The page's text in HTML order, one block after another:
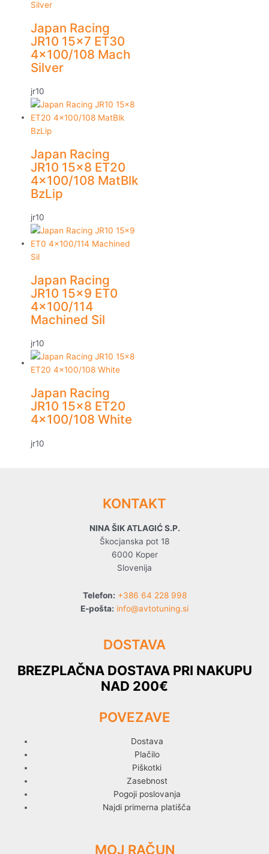
Japan Racing
JR10 15×7 ET30
4×100/108 Mach
Silver
jr10
Japan Racing
JR10 15×8 ET20
4×100/108 MatBlk
BzLip
jr10
Japan Racing
JR10 15×9 ET0
4×100/114
Machined Sil
jr10
Japan Racing
JR10 15×8 ET20
4×100/108 White
jr10
KONTAKT
NINA ŠIK ATLAGIĆ S.P.
Škocjanska pot 18
6000 Koper
Slovenija
Telefon: +386 64 228 998
E-pošta: info@avtotuning.si
DOSTAVA
BREZPLAČNA DOSTAVA PRI NAKUPU
NAD 200€
POVEZAVE
Dostava
Plačilo
Piškotki
Zasebnost
Pogoji poslovanja
Najdi primerna platišča
MOJ RAČUN